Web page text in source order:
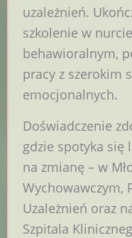
uzależnień.
szkolenie w
behawioralnym,
pracy z szerokim
emocjonalnych.
Doświadczenie
gdzie spotyka się
na zmianę – w
Wychowawczym,
Uzależnień oraz
Szpitala